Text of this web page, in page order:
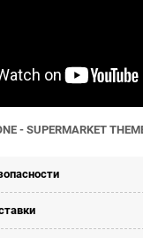
- SUPERMARKET